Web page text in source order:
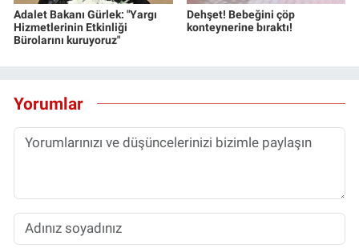
Adalet Bakanı Gürlek: "Yargı
Hizmetlerinin Etkinliği
Bürolarını kuruyoruz"
Dehşet! Bebeğini çöp
konteynerine bıraktı!
Yorumlar